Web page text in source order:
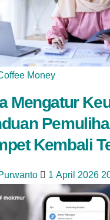
Money
Mengatur
Kembali
1 April 2026